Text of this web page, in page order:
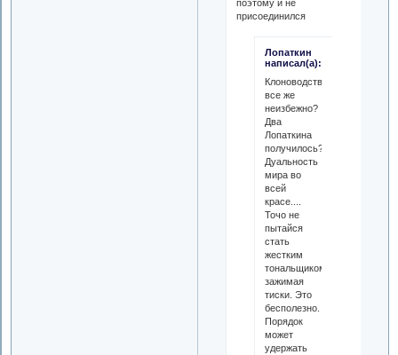
поэтому и не
присоединился
Лопаткин
написал(а):
Клоноводство
все же
неизбежно?
Два
Лопаткина
получилось?
Дуальность
мира во
всей
красе....
Точо не
пытайся
стать
жестким
тональщиком,
зажимая
тиски. Это
бесполезно.
Порядок
может
удержать